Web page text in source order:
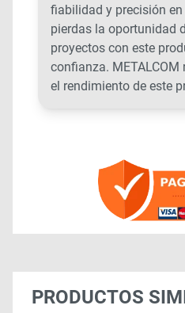
fiabilidad y precisión
pierdas la oportunidad
proyectos con este
confianza.
el rendimiento de este
PRODUCTOS